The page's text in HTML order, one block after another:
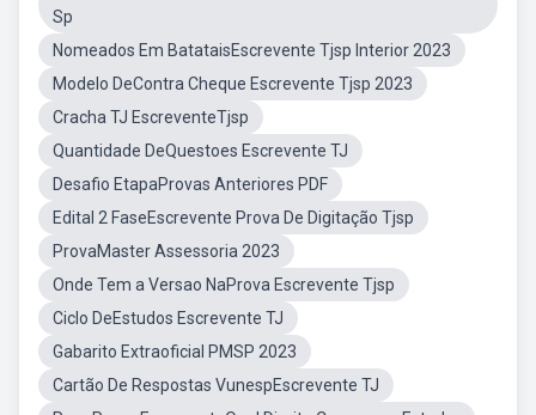
Sp
Nomeados Em BatataisEscrevente Tjsp Interior 2023
Modelo DeContra Cheque Escrevente Tjsp 2023
Cracha TJ EscreventeTjsp
Quantidade DeQuestoes Escrevente TJ
Desafio EtapaProvas Anteriores PDF
Edital 2 FaseEscrevente Prova De Digitação Tjsp
ProvaMaster Assessoria 2023
Onde Tem a Versao NaProva Escrevente Tjsp
Ciclo DeEstudos Escrevente TJ
Gabarito Extraoficial PMSP 2023
Cartão De Respostas VunespEscrevente TJ